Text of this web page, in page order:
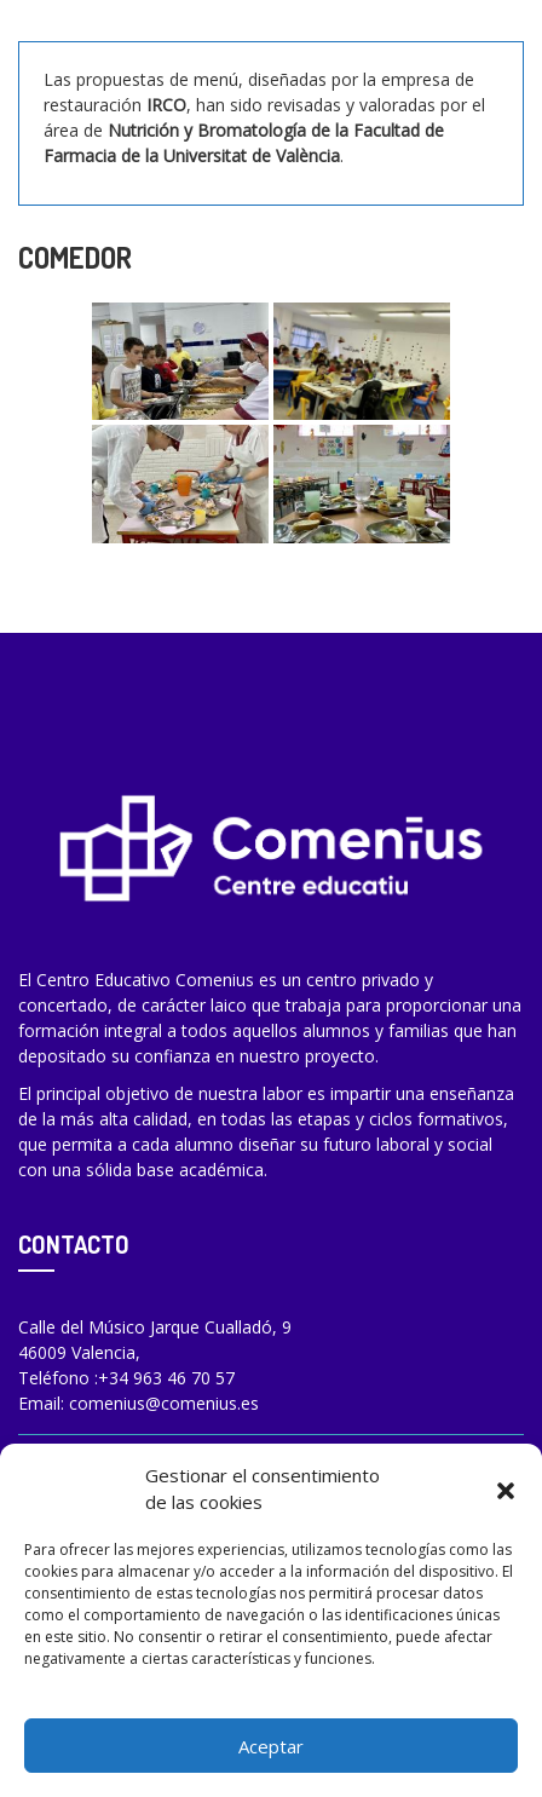
Gestionar el consentimiento
de las cookies
Para ofrecer las mejores experiencias, utilizamos tecnologías como las
cookies para almacenar y/o acceder a la información del dispositivo. El
consentimiento de estas tecnologías nos permitirá procesar datos
como el comportamiento de navegación o las identificaciones únicas
en este sitio. No consentir o retirar el consentimiento, puede afectar
negativamente a ciertas características y funciones.
Aceptar
Las propuestas de menú, diseñadas por la empresa de
restauración IRCO, han sido revisadas y valoradas por el
área de Nutrición y Bromatología de la Facultad de
Farmacia de la Universitat de València.
COMEDOR
El Centro Educativo Comenius es un centro privado y
concertado, de carácter laico que trabaja para proporcionar una
formación integral a todos aquellos alumnos y familias que han
depositado su confianza en nuestro proyecto.
El principal objetivo de nuestra labor es impartir una enseñanza
de la más alta calidad, en todas las etapas y ciclos formativos,
que permita a cada alumno diseñar su futuro laboral y social
con una sólida base académica.
CONTACTO
Calle del Músico Jarque Cualladó, 9
46009 Valencia,
Teléfono :+34 963 46 70 57
Email: comenius@comenius.es
TRABAJA CON NOSOTROS